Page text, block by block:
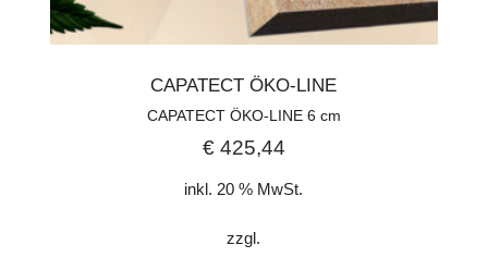
CAPATECT ÖKO-LINE
CAPATECT ÖKO-LINE 6 cm
€425,44
inkl. 20 % MwSt.
zzgl.